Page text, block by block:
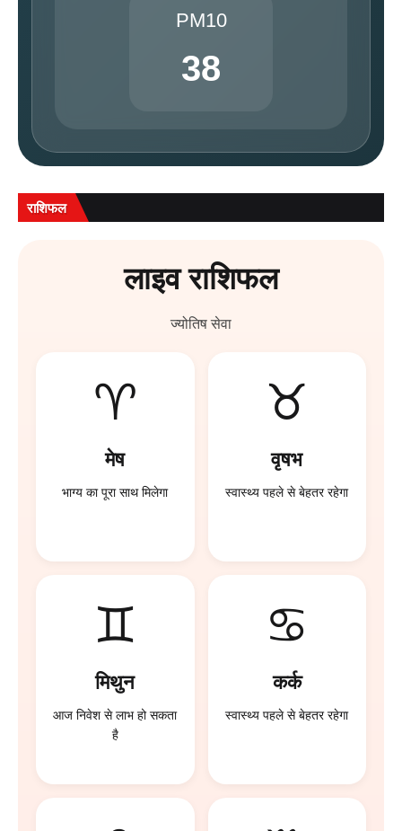
PM10
38
राशिफल
लाइव राशिफल
ज्योतिष सेवा
♈
मेष
भाग्य का पूरा साथ मिलेगा
♉
वृषभ
स्वास्थ्य पहले से बेहतर रहेगा
♊
मिथुन
आज निवेश से लाभ हो सकता
है
♋
कर्क
स्वास्थ्य पहले से बेहतर रहेगा